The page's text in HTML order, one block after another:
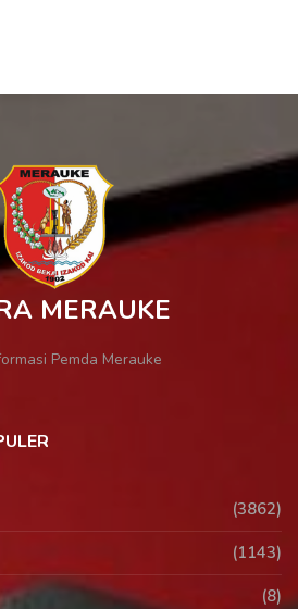
MERAUKE
Pemda Merauke
(3862)
(1143)
(8)